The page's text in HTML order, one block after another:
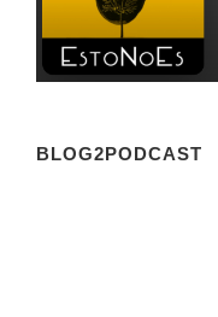
BLOG2PODCAST